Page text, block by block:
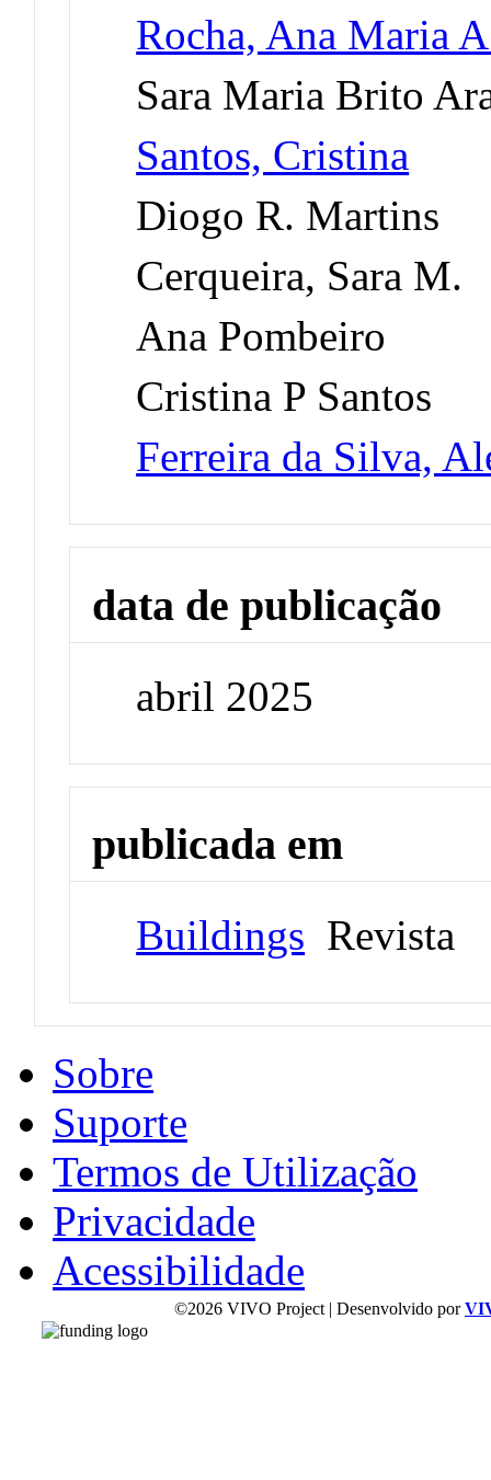
Rocha, Ana Maria
Sara Maria Brito
Santos, Cristina
Diogo R. Martins
Cerqueira, Sara M.
Ana Pombeiro
Cristina P Santos
Ferreira da Silva,
data de publicação
abril 2025
publicada em
Buildings Revista
Sobre
Suporte
Termos de Utilização
Privacidade
Acessibilidade
©2026 VIVO Project | Desenvolvido por